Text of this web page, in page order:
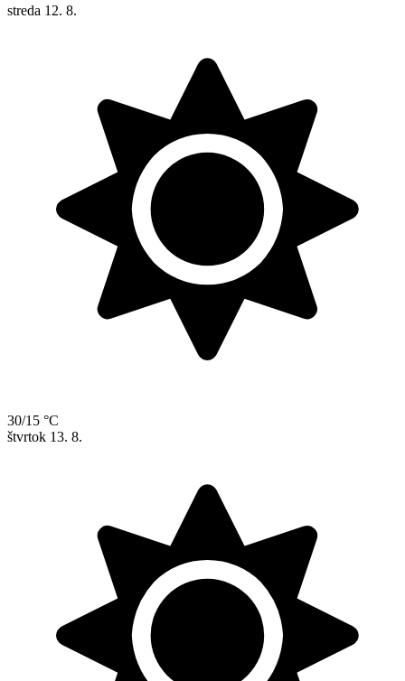
streda 12. 8.
30/15 °C
štvrtok 13. 8.